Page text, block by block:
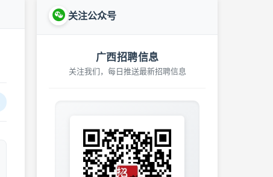
关注公众号
广西招聘信息
关注我们，每日推送最新招聘信息